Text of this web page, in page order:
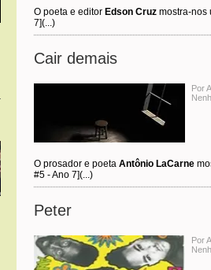
O poeta e editor Edson Cruz mostra-nos
7](...)
Cair demais
Por
O prosador e poeta Antônio LaCarne
#5 - Ano 7](...)
Peter
Por